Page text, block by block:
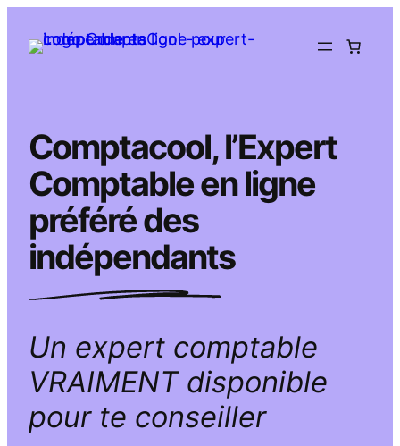
Comptacool, l’Expert
Comptable en ligne
préféré des
indépendants
Un expert comptable
VRAIMENT disponible
pour te conseiller